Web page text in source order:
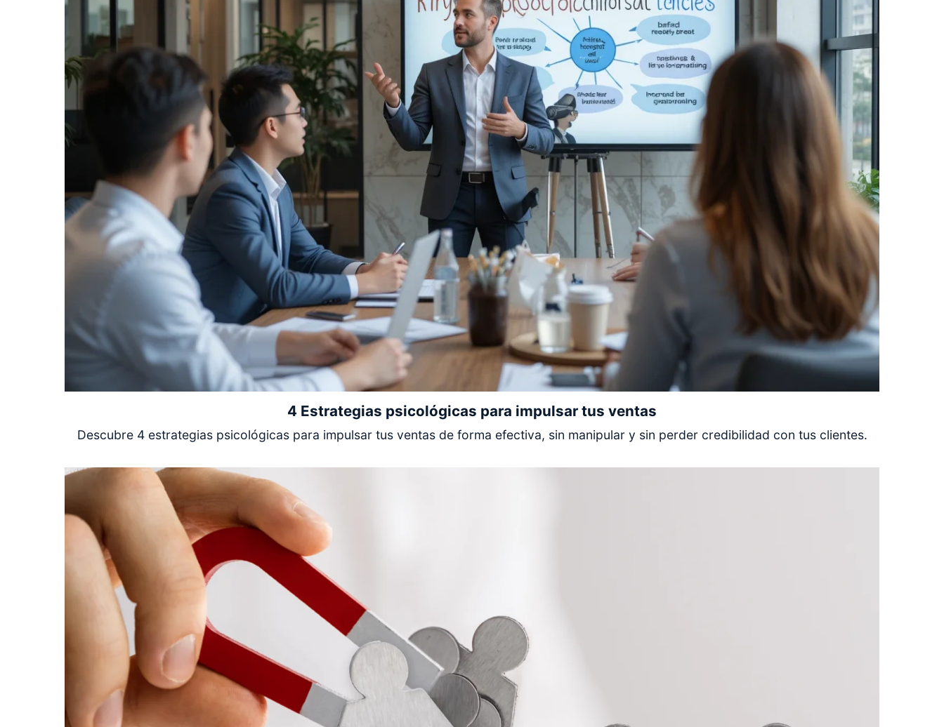
4 Estrategias psicológicas para impulsar tus ventas
Descubre 4 estrategias psicológicas para impulsar tus ventas de forma efectiva, sin manipular y sin perder credibilidad con tus clientes.